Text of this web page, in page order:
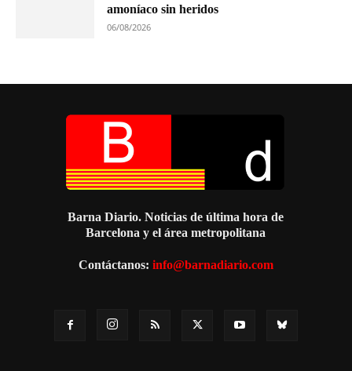
amoníaco sin heridos
06/08/2026
Barna Diario. Noticias de última hora de
Barcelona y el área metropolitana
Contáctanos: info@barnadiario.com